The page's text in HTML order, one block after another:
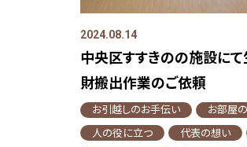
2024.08.14
中央区すすきのの施設に
財搬出作業のご依頼
お引越しのお手伝い
お部屋
人の役に立つ
代表の想い